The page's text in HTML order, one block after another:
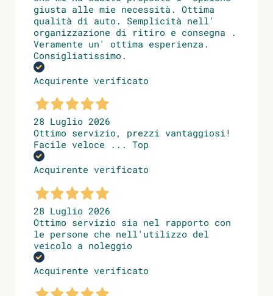
giusta alle mie necessità. Ottima
qualità di auto. Semplicità nell'
organizzazione di ritiro e consegna .
Veramente un' ottima esperienza.
Consigliatissimo.
Acquirente verificato
28 Luglio 2026
Ottimo servizio, prezzi vantaggiosi!
Facile veloce ... Top
Acquirente verificato
28 Luglio 2026
Ottimo servizio sia nel rapporto con
le persone che nell'utilizzo del
veicolo a noleggio
Acquirente verificato